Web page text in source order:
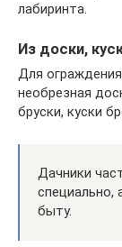
лабиринта.
Из доски,
Для
необрезная
бруски, куски
Дачники
специально,
быту.